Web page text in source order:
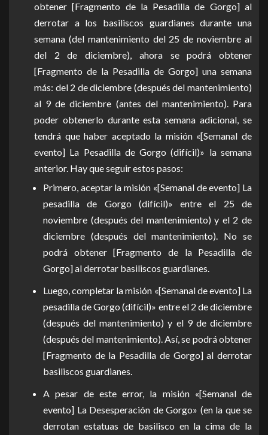
obtener [Fragmento de la Pesadilla de Gorgo] al
derrotar a los basiliscos guardianes durante una
semana (del mantenimiento del 25 de noviembre al
del 2 de diciembre), ahora se podrá obtener
[Fragmento de la Pesadilla de Gorgo] una semana
más: del 2 de diciembre (después del mantenimiento)
al 9 de diciembre (antes del mantenimiento). Para
poder obtenerlo durante esta semana adicional, se
tendrá que haber aceptado la misión «[Semanal de
evento] La Pesadilla de Gorgo (difícil)» la semana
anterior. Hay que seguir estos pasos:
Primero, aceptar la misión «[Semanal de evento] La
pesadilla de Gorgo (difícil)» entre el 25 de
noviembre (después del mantenimiento) y el 2 de
diciembre (después del mantenimiento). No se
podrá obtener [Fragmento de la Pesadilla de
Gorgo] al derrotar basiliscos guardianes.
Luego, completar la misión «[Semanal de evento] La
pesadilla de Gorgo (difícil)» entre el 2 de diciembre
(después del mantenimiento) y el 9 de diciembre
(después del mantenimiento). Así, se podrá obtener
[Fragmento de la Pesadilla de Gorgo] al derrotar
basiliscos guardianes.
A pesar de este error, la misión «[Semanal de
evento] La Desesperación de Gorgo» (en la que se
derrotan estatuas de basilisco en la cima de la